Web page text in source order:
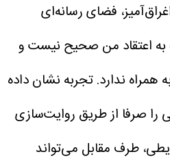
فضای رسانه‌ای
به اعتقاد من صحیح نیست و
همراه ندارد. تجربه نشان داده
را صرفا از طریق روایت‌سازی
طرف مقابل می‌تواند